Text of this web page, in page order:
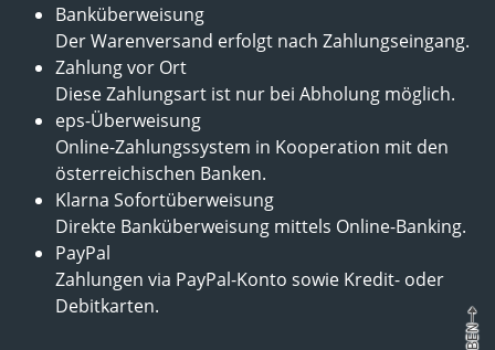
Banküberweisung
Der Warenversand erfolgt nach Zahlungseingang.
Zahlung vor Ort
Diese Zahlungsart ist nur bei Abholung möglich.
eps-Überweisung
Online-Zahlungssystem in Kooperation mit den
österreichischen Banken.
Klarna Sofortüberweisung
Direkte Banküberweisung mittels Online-Banking.
PayPal
Zahlungen via PayPal-Konto sowie Kredit- oder
Debitkarten.